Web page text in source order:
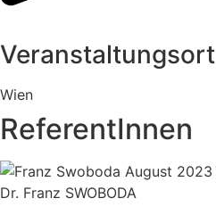
Veranstaltungsort
Wien
ReferentInnen
Dr. Franz SWOBODA